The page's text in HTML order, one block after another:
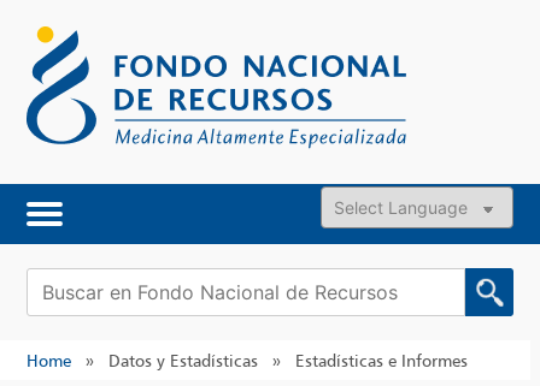
content
Powered by
Buscar:
Home » Datos y Estadísticas » Estadísticas e Informes